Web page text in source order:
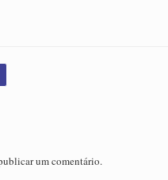
um comentário.